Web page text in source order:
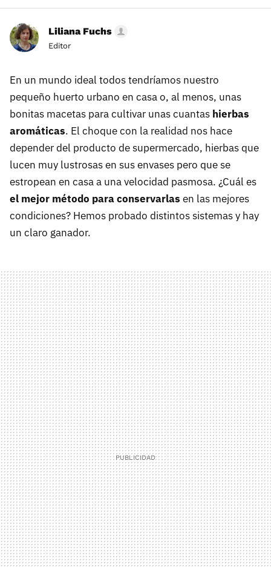
Liliana Fuchs
Editor
En un mundo ideal todos tendríamos nuestro
pequeño huerto urbano en casa o, al menos, unas
bonitas macetas para cultivar unas cuantas hierbas
aromáticas. El choque con la realidad nos hace
depender del producto de supermercado, hierbas que
lucen muy lustrosas en sus envases pero que se
estropean en casa a una velocidad pasmosa. ¿Cuál es
el mejor método para conservarlas en las mejores
condiciones? Hemos probado distintos sistemas y hay
un claro ganador.